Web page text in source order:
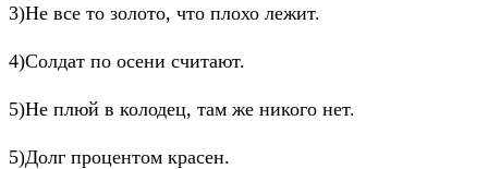
3)Не все то золото, что плохо лежит.
4)Солдат по осени считают.
5)Не плюй в колодец, там же никого нет.
5)Долг процентом красен.